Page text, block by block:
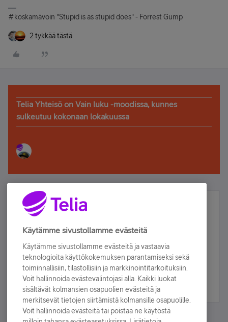
#koskamävoin "Stupid is as stupid does" - Forrest Gump
2 tykkää tästä
Telia Yhteisö on Vain luku -moodissa, kunnes
sulkeutuu kokonaan lokakuussa
Älä jää paitsi – osallistu ja voita!
Tilaa Telian uutiskirje ja olet mukana arvonnassa.
sähköpostiisi.
Tilaa nyt
Käytämme sivustollamme evästeitä
Käytämme sivustollamme evästeitä ja vastaavia
teknologioita käyttökokemuksen parantamiseksi sekä
toiminnallisiin, tilastollisiin ja markkinointitarkoituksiin.
Voit hallinnoida evästevalintojasi alla. Kaikki luokat
sisältävät kolmansien osapuolien evästeitä ja
merkitsevät tietojen siirtämistä kolmansille osapuolille.
Voit hallinnoida evästeitä tai poistaa ne käytöstä